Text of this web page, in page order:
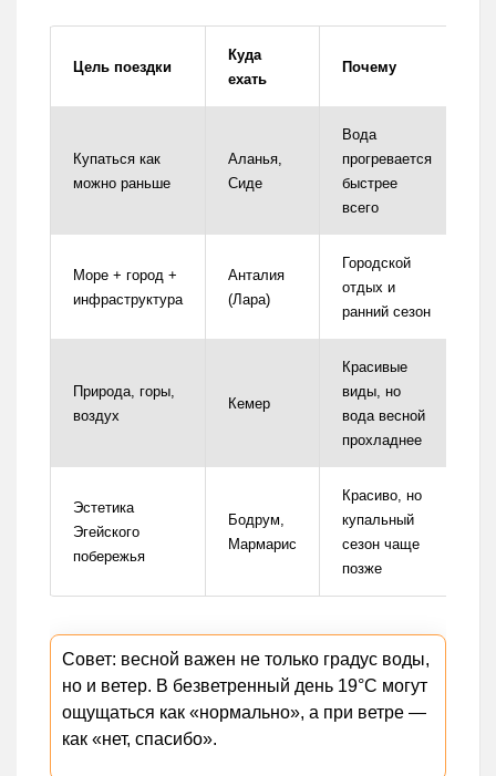
Цель поездки
Куда
ехать
Почему
Купаться как
можно раньше
Аланья,
Сиде
Вода
прогревается
быстрее
всего
Море + город +
инфраструктура
Анталия
(Лара)
Городской
отдых и
ранний сезон
Природа, горы,
воздух
Кемер
Красивые
виды, но
вода весной
прохладнее
Эстетика
Эгейского
побережья
Бодрум,
Мармарис
Красиво, но
купальный
сезон чаще
позже
Совет: весной важен не только градус воды,
но и ветер. В безветренный день 19°C могут
ощущаться как «нормально», а при ветре —
как «нет, спасибо».